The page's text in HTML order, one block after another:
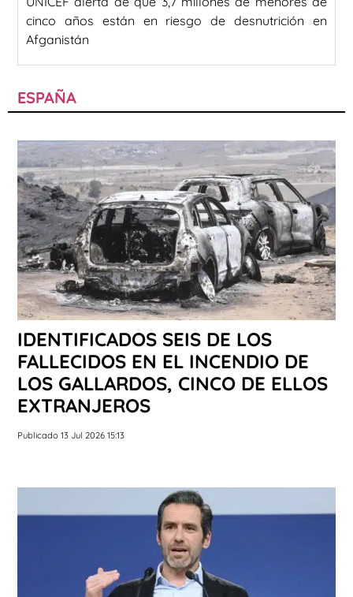
cinco años están en riesgo de desnutrición en
Afganistán
ESPAÑA
IDENTIFICADOS SEIS DE LOS
FALLECIDOS EN EL INCENDIO DE
LOS GALLARDOS, CINCO DE ELLOS
EXTRANJEROS
Publicado 13 Jul 2026 15:13